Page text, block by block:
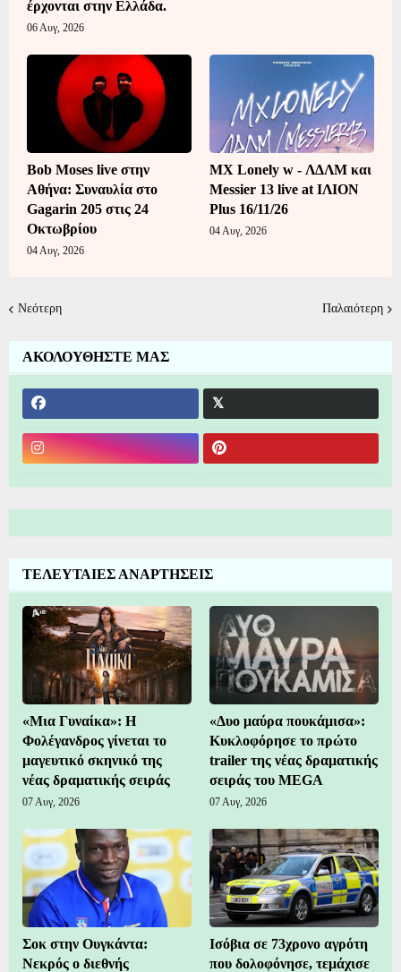
έρχονται στην Ελλάδα.
06 Αυγ, 2026
Bob Moses live στην
Αθήνα: Συναυλία στο
Gagarin 205 στις 24
Οκτωβρίου
04 Αυγ, 2026
MX Lonely w - ΛΔΛΜ και
Messier 13 live at ΙΛΙΟΝ
Plus 16/11/26
04 Αυγ, 2026
Νεότερη Παλαιότερη
ΑΚΟΛΟΥΘΗΣΤΕ ΜΑΣ
ΤΕΛΕΥΤΑΙΕΣ ΑΝΑΡΤΗΣΕΙΣ
«Μια Γυναίκα»: Η
Φολέγανδρος γίνεται το
μαγευτικό σκηνικό της
νέας δραματικής σειράς
07 Αυγ, 2026
«Δυο μαύρα πουκάμισα»:
Κυκλοφόρησε το πρώτο
trailer της νέας δραματικής
σειράς του MEGA
07 Αυγ, 2026
Σοκ στην Ουγκάντα:
Νεκρός ο διεθνής
Ισόβια σε 73χρονο αγρότη
που δολοφόνησε, τεμάχισε